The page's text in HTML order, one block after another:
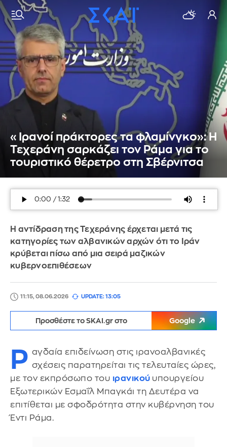
«Ιρανοί πράκτορες τα φλαμίνγκο»: Η
Τεχεράνη σαρκάζει τον Ράμα για το
τουριστικό θέρετρο στη Σβέρνιτσα
Η αντίδραση της Τεχεράνης έρχεται μετά τις
κατηγορίες των αλβανικών αρχών ότι το Iράν
κρύβεται πίσω από μια σειρά μαζικών
κυβερνοεπιθέσεων
11:15, 08.06.2026 UPDATE: 13:05
Προσθέστε το SKAI.gr στο Google
Ρ αγδαία επιδείνωση στις ιρανοαλβανικές
σχέσεις παρατηρείται τις τελευταίες ώρες,
με τον εκπρόσωπο του ιρανικού υπουργείου
Εξωτερικών Εσμαΐλ Μπαγκάι τη Δευτέρα να
επιτίθεται με σφοδρότητα στην κυβέρνηση του
Έντι Ράμα.